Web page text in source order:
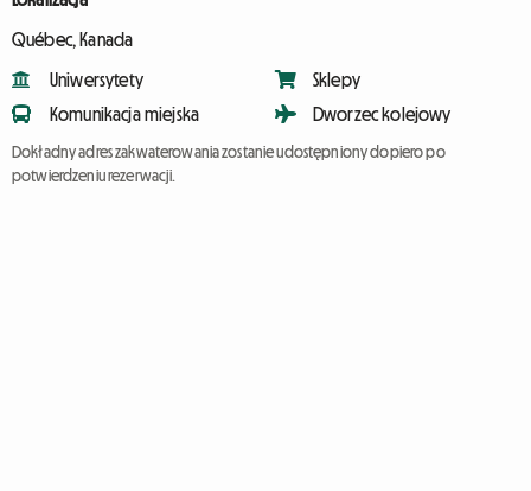
Québec, Kanada
Uniwersytety
Komunikacja miejska
Sklepy
Dworzec kolejowy
Dokładny adres zakwaterowania zostanie udostępniony dopiero po
potwierdzeniu rezerwacji.